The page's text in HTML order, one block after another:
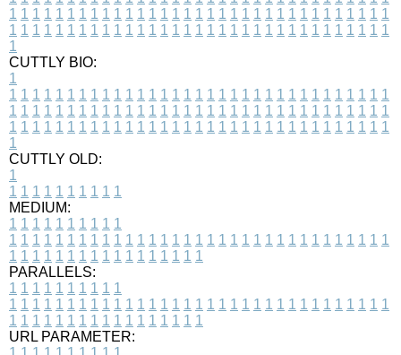
1 1 1 1 1 1 1 1 1 1 1 1 1 1 1 1 1 1 1 1 1 1 1 1 1 1 1 1 1 1 1 1 1
1 1 1 1 1 1 1 1 1 1 1 1 1 1 1 1 1 1 1 1 1 1 1 1 1 1 1 1 1 1 1 1 1
1
CUTTLY BIO:
1
1 1 1 1 1 1 1 1 1 1 1 1 1 1 1 1 1 1 1 1 1 1 1 1 1 1 1 1 1 1 1 1 1
1 1 1 1 1 1 1 1 1 1 1 1 1 1 1 1 1 1 1 1 1 1 1 1 1 1 1 1 1 1 1 1 1
1 1 1 1 1 1 1 1 1 1 1 1 1 1 1 1 1 1 1 1 1 1 1 1 1 1 1 1 1 1 1 1 1
1
CUTTLY OLD:
1
1 1 1 1 1 1 1 1 1 1
MEDIUM:
1 1 1 1 1 1 1 1 1 1
1 1 1 1 1 1 1 1 1 1 1 1 1 1 1 1 1 1 1 1 1 1 1 1 1 1 1 1 1 1 1 1 1
1 1 1 1 1 1 1 1 1 1 1 1 1 1 1 1 1
PARALLELS:
1 1 1 1 1 1 1 1 1 1
1 1 1 1 1 1 1 1 1 1 1 1 1 1 1 1 1 1 1 1 1 1 1 1 1 1 1 1 1 1 1 1 1
1 1 1 1 1 1 1 1 1 1 1 1 1 1 1 1 1
URL PARAMETER: